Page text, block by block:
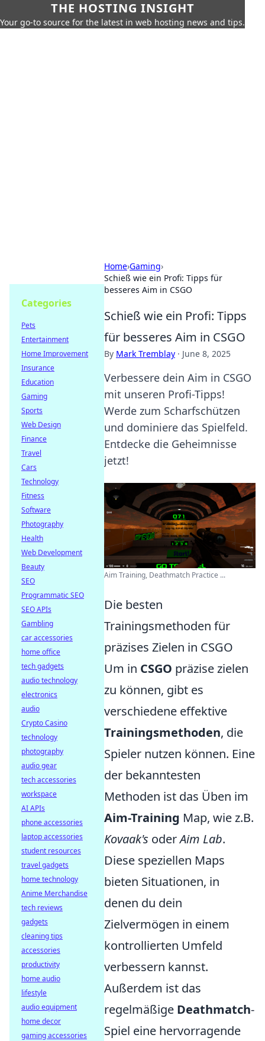
THE HOSTING INSIGHT
Your go-to source for the latest in web hosting news and tips.
Home›Gaming›
Schieß wie ein Profi: Tipps für
besseres Aim in CSGO
Schieß wie ein Profi: Tipps
für besseres Aim in CSGO
By Mark Tremblay · June 8, 2025
Verbessere dein Aim in CSGO
mit unseren Profi-Tipps!
Werde zum Scharfschützen
und dominiere das Spielfeld.
Entdecke die Geheimnisse
jetzt!
Aim Training, Deathmatch Practice ...
Die besten
Trainingsmethoden für
präzises Zielen in CSGO
Um in CSGO präzise zielen
zu können, gibt es
verschiedene effektive
Trainingsmethoden, die
Spieler nutzen können. Eine
der bekanntesten
Methoden ist das Üben im
Aim-Training Map, wie z.B.
Kovaak's oderAim Lab.
Diese speziellen Maps
bieten Situationen, in
denen du dein
Zielvermögen in einem
kontrollierten Umfeld
verbessern kannst.
Außerdem ist das
regelmäßige Deathmatch-
Spiel eine hervorragende
Categories
Pets
Entertainment
Home Improvement
Insurance
Education
Gaming
Sports
Web Design
Finance
Travel
Cars
Technology
Fitness
Software
Photography
Health
Web Development
Beauty
SEO
Programmatic SEO
SEO APIs
Gambling
car accessories
home office
tech gadgets
audio technology
electronics
audio
Crypto Casino
technology
photography
audio gear
tech accessories
workspace
AI APIs
phone accessories
laptop accessories
student resources
travel gadgets
home technology
Anime Merchandise
tech reviews
gadgets
cleaning tips
accessories
productivity
home audio
lifestyle
audio equipment
home decor
gaming accessories